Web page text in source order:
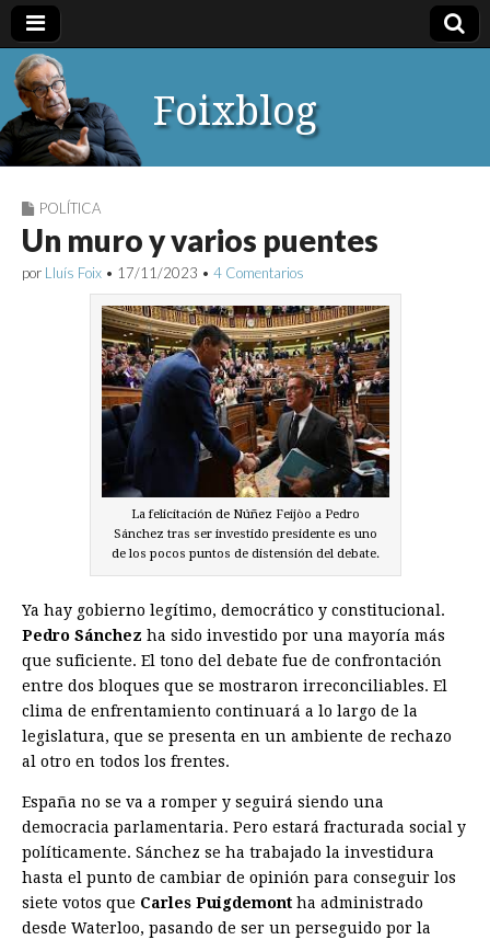
Foixblog
POLÍTICA
Un muro y varios puentes
por Lluís Foix • 17/11/2023 • 4 Comentarios
La felicitación de Núñez Feijòo a Pedro
Sánchez tras ser investido presidente es uno
de los pocos puntos de distensión del debate.
Ya hay gobierno legítimo, democrático y constitucional.
Pedro Sánchez ha sido investido por una mayoría más
que suficiente. El tono del debate fue de confrontación
entre dos bloques que se mostraron irreconciliables. El
clima de enfrentamiento continuará a lo largo de la
legislatura, que se presenta en un ambiente de rechazo
al otro en todos los frentes.
España no se va a romper y seguirá siendo una
democracia parlamentaria. Pero estará fracturada social y
políticamente. Sánchez se ha trabajado la investidura
hasta el punto de cambiar de opinión para conseguir los
siete votos que Carles Puigdemont ha administrado
desde Waterloo, pasando de ser un perseguido por la